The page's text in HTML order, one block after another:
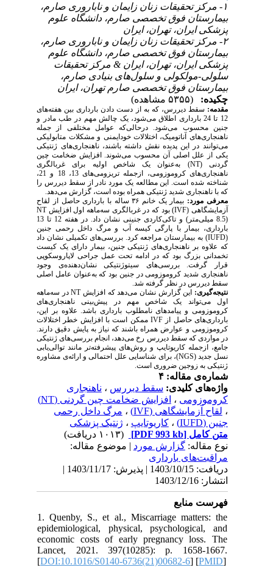
۱- مرکز تحقیقات زنان زایمان و ناباروری صارم،
بیمارستان فوق تخصصی صارم، دانشگاه علوم
پزشکی ایران، تهران، ایران
۲- مرکز تحقیقات زنان زایمان و ناباروری صارم،
بیمارستان فوق تخصصی صارم، دانشگاه علوم
پزشکی ایران، تهران، ایران & مرکز تحقیقات
سلولی-مولکولی و سلول‌های بنیادی صارم،
بیمارستان فوق تخصصی صارم تهران، ایران
چکیده:
مقدمه:سقط دیررس، که به از دست دادن بارداری بین هفته‌های
12 تا 24 بارداری اطلاق می‌شود، یک چالش مهم در طب مادر و
جنین محسوب می‌شود. درحالی‌که عوامل مختلفی از جمله
ناهنجاری‌های آناتومیک، اختلالات خودایمنی و مشکلات متابولیکی
می‌توانند در این پدیده نقش داشته باشند، ناهنجاری‌های ژنتیکی
یکی از علل اصلی آن محسوب می‌شوند. افزایش ضخامت چین
گردنی (
NT) به‌عنوان یک شاخص اولیه برای غربالگری
ناهنجاری‌های کروموزومی، ازجمله تریزومی‌های 13، 18 و 21،
شناخته شده است. این مطالعه یک مورد نادر از سقط دیررس را
که با ناهنجاری شدید ژنتیکی همراه بوده است، گزارش می‌دهد.
معرفی مورد:
بیمار یک خانم ۳۶ ساله با بارداری حاصل از لقاح
آزمایشگاهی ( IVF) بود که در غربالگری سه‌ماهه اول افزایشNT
(8.5 میلی‌متر) و تاکی‌کاردی جنینی نشان داد. در هفته 12 تا 13
بارداری، بیمار با پارگی کیسه آب و مرگ داخل رحمی جنین
IUFD) به بیمارستان مراجعه کرد. بررسی‌های تکمیلی نشان داد
که علاوه بر ناهنجاری‌های ژنتیکی جنین، بیمار دارای یک کیست
تخمدانی بزرگ بود که در ادامه تحت عمل جراحی لاپاروسکوپی
قرار گرفت. بررسی‌های سیتوژنتیکی نشان‌دهنده‌ی وجود
ناهنجاری شدید کروموزومی در جنین بود که به‌عنوان عامل اصلی
سقط دیررس در نظر گرفته شد.
نتیجه‌گیری:این گزارش نشان می‌دهد که افزایشNTدر سه‌ماهه
اول می‌تواند یک شاخص مهم در پیش‌بینی ناهنجاری‌های
کروموزومی و پیامدهای نامطلوب بارداری باشد. علاوه بر این،
بارداری‌های حاصل ازIVFممکن است با افزایش خطر اختلالات
کروموزومی و عوارض همراه باشند که نیاز به پایش دقیق دارند.
در مواردی که سقط دیررس رخ می‌دهد، انجام بررسی‌های ژنتیکی
جامع، ازجمله کاریوتایپ و روش‌های پیشرفته‌تر مانند توالی‌یابی
نسل جدید (NGS)، برای شناسایی علل احتمالی و ارائه‌ی مشاوره
ژنتیکی به زوجین ضروری است.
شماره‌ی مقاله: ۴
واژه‌های کلیدی:سقط دیررس، ناهنجاری
کروموزومی، افزایش ضخامت چین گردنی (NT)
لقاح آزمایشگاهی (IVF) ، مرگ داخل رحمی
جنین (IUFD)
، کاریوتایپ، ژنتیک پزشکی
متن کامل[PDF 993 kb]
نوع مقاله:گزارش مورد | موضوع مقاله:
مراقبت‌های بارداری
دریافت: 1403/10/15 | پذیرش: 1403/11/17 |
انتشار: 1403/12/16
فهرست منابع
1. Quenby, S., et al., Miscarriage matters: the
epidemiological, physical, psychological, and
economic costs of early pregnancy loss. The
Lancet, 2021. 397(10285): p. 1658-1667.
[DOI:10.1016/S0140-6736(21)00682-6] [PMID